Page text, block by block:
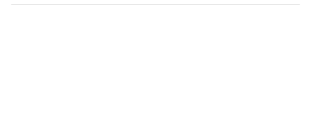
Херсонская область Марат Хуснуллин